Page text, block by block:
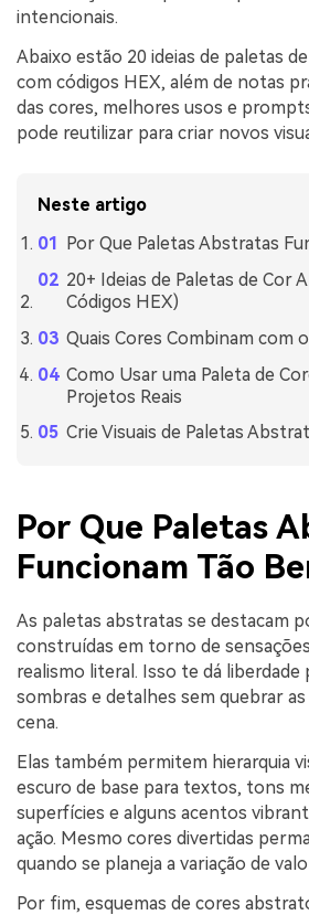
intencionais.
Abaixo estão 20 ideias de paletas
com códigos HEX, além de notas
das cores, melhores usos e
pode reutilizar para criar novos
Neste artigo
Por Que Paletas Abstratas
20+ Ideias de Paletas de Cor
Códigos HEX)
Quais Cores Combinam com
Como Usar uma Paleta de
Projetos Reais
Crie Visuais de Paletas
Por Que Paletas
Funcionam Tão
As paletas abstratas se destacam
construídas em torno de
realismo literal. Isso te dá liberdade
sombras e detalhes sem quebrar as
cena.
Elas também permitem hierarquia
escuro de base para textos, tons
superfícies e alguns acentos
ação. Mesmo cores divertidas
quando se planeja a variação de
Por fim, esquemas de cores